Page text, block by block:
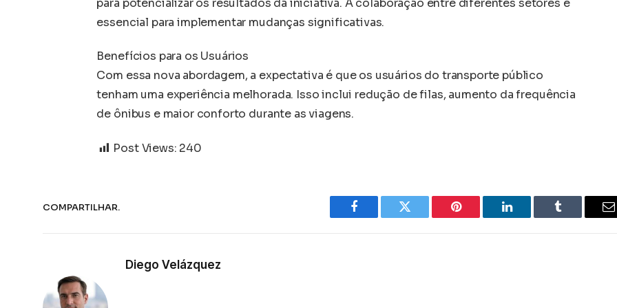
para potencializar os resultados da iniciativa. A colaboração entre diferentes setores é
essencial para implementar mudanças significativas.
Benefícios para os Usuários
Com essa nova abordagem, a expectativa é que os usuários do transporte público
tenham uma experiência melhorada. Isso inclui redução de filas, aumento da frequência
de ônibus e maior conforto durante as viagens.
Post Views: 240
COMPARTILHAR.
Facebook Twitter Pinterest LinkedIn Tumblr
Diego Velázquez